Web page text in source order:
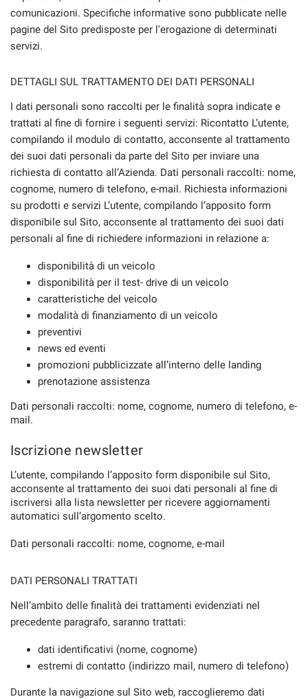
comunicazioni. Specifiche informative sono pubblicate nelle
pagine del Sito predisposte per l'erogazione di determinati
servizi.
DETTAGLI SUL TRATTAMENTO DEI DATI PERSONALI
I dati personali sono raccolti per le finalità sopra indicate e
trattati al fine di fornire i seguenti servizi: Ricontatto L’utente,
compilando il modulo di contatto, acconsente al trattamento
dei suoi dati personali da parte del Sito per inviare una
richiesta di contatto all’Azienda. Dati personali raccolti: nome,
cognome, numero di telefono, e-mail. Richiesta informazioni
su prodotti e servizi L’utente, compilando l’apposito form
disponibile sul Sito, acconsente al trattamento dei suoi dati
personali al fine di richiedere informazioni in relazione a:
disponibilità di un veicolo
disponibilità per il test- drive di un veicolo
caratteristiche del veicolo
modalità di finanziamento di un veicolo
preventivi
news ed eventi
promozioni pubblicizzate all’interno delle landing
prenotazione assistenza
Dati personali raccolti: nome, cognome, numero di telefono, e-
mail.
Iscrizione newsletter
L’utente, compilando l’apposito form disponibile sul Sito,
acconsente al trattamento dei suoi dati personali al fine di
iscriversi alla lista newsletter per ricevere aggiornamenti
automatici sull’argomento scelto.
Dati personali raccolti: nome, cognome, e-mail
DATI PERSONALI TRATTATI
Nell’ambito delle finalità dei trattamenti evidenziati nel
precedente paragrafo, saranno trattati:
dati identificativi (nome, cognome)
estremi di contatto (indirizzo mail, numero di telefono)
Durante la navigazione sul Sito web, raccoglieremo dati